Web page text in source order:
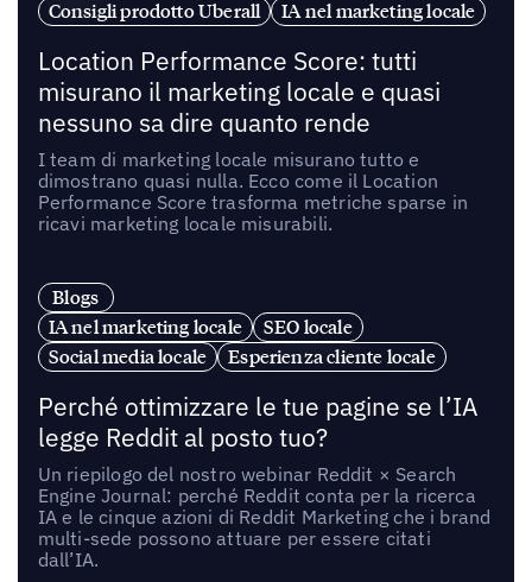
Consigli prodotto Uberall
IA nel marketing locale
Location Performance Score: tutti
misurano il marketing locale e quasi
nessuno sa dire quanto rende
I team di marketing locale misurano tutto e
dimostrano quasi nulla. Ecco come il Location
Performance Score trasforma metriche sparse in
ricavi marketing locale misurabili.
Blogs
IA nel marketing locale
SEO locale
Social media locale
Esperienza cliente locale
Perché ottimizzare le tue pagine se l’IA
legge Reddit al posto tuo?
Un riepilogo del nostro webinar Reddit × Search
Engine Journal: perché Reddit conta per la ricerca
IA e le cinque azioni di Reddit Marketing che i brand
multi-sede possono attuare per essere citati
dall’IA.